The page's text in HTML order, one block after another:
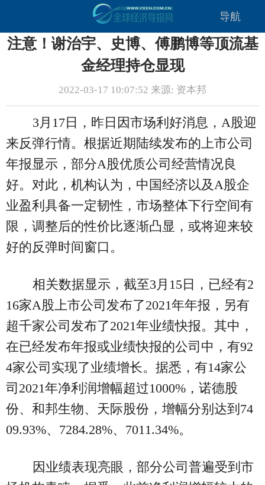
导航
注意！谢治宇、史博、傅鹏博等顶流基
金经理持仓显现
2022-03-17 10:07:52 来源: 资本邦
3月17日，昨日因市场利好消息，A股迎
来反弹行情。根据近期陆续发布的上市公司
年报显示，部分A股优质公司经营情况良
好。对此，机构认为，中国经济以及A股企
业盈利具备一定韧性，市场整体下行空间有
限，调整后的性价比逐渐凸显，或将迎来较
好的反弹时间窗口。
相关数据显示，截至3月15日，已经有2
16家A股上市公司发布了2021年年报，另有
超千家公司发布了2021年业绩快报。其中，
在已经发布年报或业绩快报的公司中，有92
4家公司实现了业绩增长。据悉，有14家公
司2021年净利润增幅超过1000%，诺德股
份、和邦生物、天际股份，增幅分别达到74
09.93%、7284.28%、7011.34%。
因业绩表现亮眼，部分公司普遍受到市